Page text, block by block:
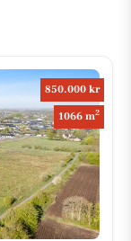
850.000 kr
1066 m2